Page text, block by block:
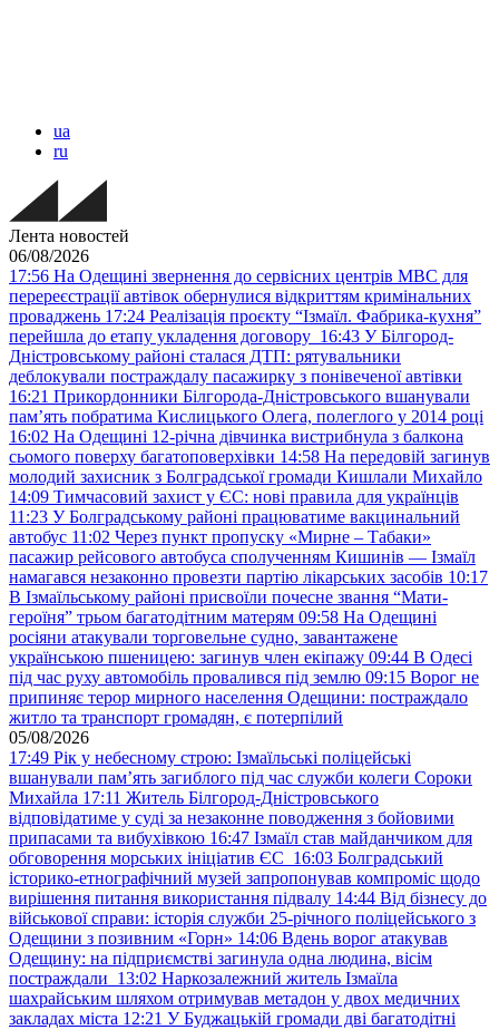
ua
ru
Лента новостей
06/08/2026
17:56 На Одещині звернення до сервісних центрів МВС для
перереєстрації автівок обернулися відкриттям кримінальних
проваджень 17:24 Реалізація проєкту “Ізмаїл. Фабрика-кухня”
перейшла до етапу укладення договору 16:43 У Білгород-
Дністровському районі сталася ДТП: рятувальники
деблокували постраждалу пасажирку з понівеченої автівки
16:21 Прикордонники Білгорода-Дністровського вшанували
пам’ять побратима Кислицького Олега, полеглого у 2014 році
16:02 На Одещині 12-річна дівчинка вистрибнула з балкона
сьомого поверху багатоповерхівки 14:58 На передовій загинув
молодий захисник з Болградської громади Кишлали Михайло
14:09 Тимчасовий захист у ЄС: нові правила для українців
11:23 У Болградському районі працюватиме вакцинальний
автобус 11:02 Через пункт пропуску «Мирне – Табаки»
пасажир рейсового автобуса сполученням Кишинів — Ізмаїл
намагався незаконно провезти партію лікарських засобів 10:17
В Ізмаїльському районі присвоїли почесне звання “Мати-
героїня” трьом багатодітним матерям 09:58 На Одещині
росіяни атакували торговельне судно, завантажене
українською пшеницею: загинув член екіпажу 09:44 В Одесі
під час руху автомобіль провалився під землю 09:15 Ворог не
припиняє терор мирного населення Одещини: постраждало
житло та транспорт громадян, є потерпілий
05/08/2026
17:49 Рік у небесному строю: Ізмаїльські поліцейські
вшанували пам’ять загиблого під час служби колеги Сороки
Михайла 17:11 Житель Білгород-Дністровського
відповідатиме у суді за незаконне поводження з бойовими
припасами та вибухівкою 16:47 Ізмаїл став майданчиком для
обговорення морських ініціатив ЄС 16:03 Болградський
історико-етнографічний музей запропонував компроміс щодо
вирішення питання використання підвалу 14:44 Від бізнесу до
військової справи: історія служби 25-річного поліцейського з
Одещини з позивним «Горн» 14:06 Вдень ворог атакував
Одещину: на підприємстві загинула одна людина, вісім
постраждали 13:02 Наркозалежний житель Ізмаїла
шахрайським шляхом отримував метадон у двох медичних
закладах міста 12:21 У Буджацькій громади дві багатодітні